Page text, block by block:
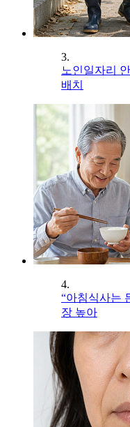
3.
노인일자리
배치
4.
“아침식사는
장 높아